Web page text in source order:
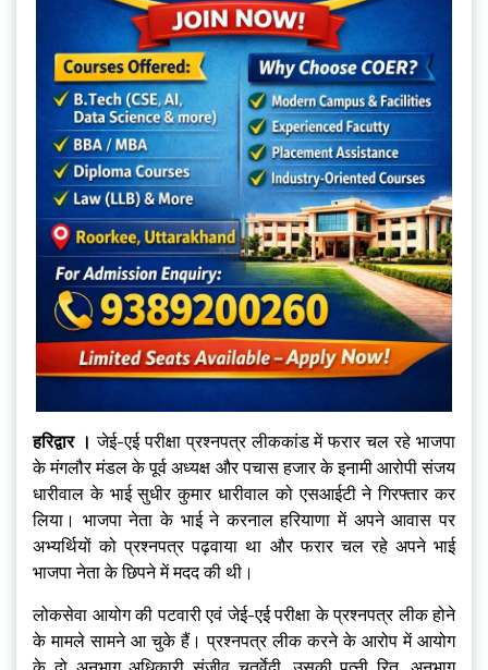
हरिद्वार । जेई-एई परीक्षा प्रश्नपत्र लीककांड में फरार चल रहे भाजपा
के मंगलौर मंडल के पूर्व अध्यक्ष और पचास हजार के इनामी आरोपी संजय
धारीवाल के भाई सुधीर कुमार धारीवाल को एसआईटी ने गिरफ्तार कर
लिया। भाजपा नेता के भाई ने करनाल हरियाणा में अपने आवास पर
अभ्यर्थियों को प्रश्नपत्र पढ़वाया था और फरार चल रहे अपने भाई
भाजपा नेता के छिपने में मदद की थी।
लोकसेवा आयोग की पटवारी एवं जेई-एई परीक्षा के प्रश्नपत्र लीक होने
के मामले सामने आ चुके हैं। प्रश्नपत्र लीक करने के आरोप में आयोग